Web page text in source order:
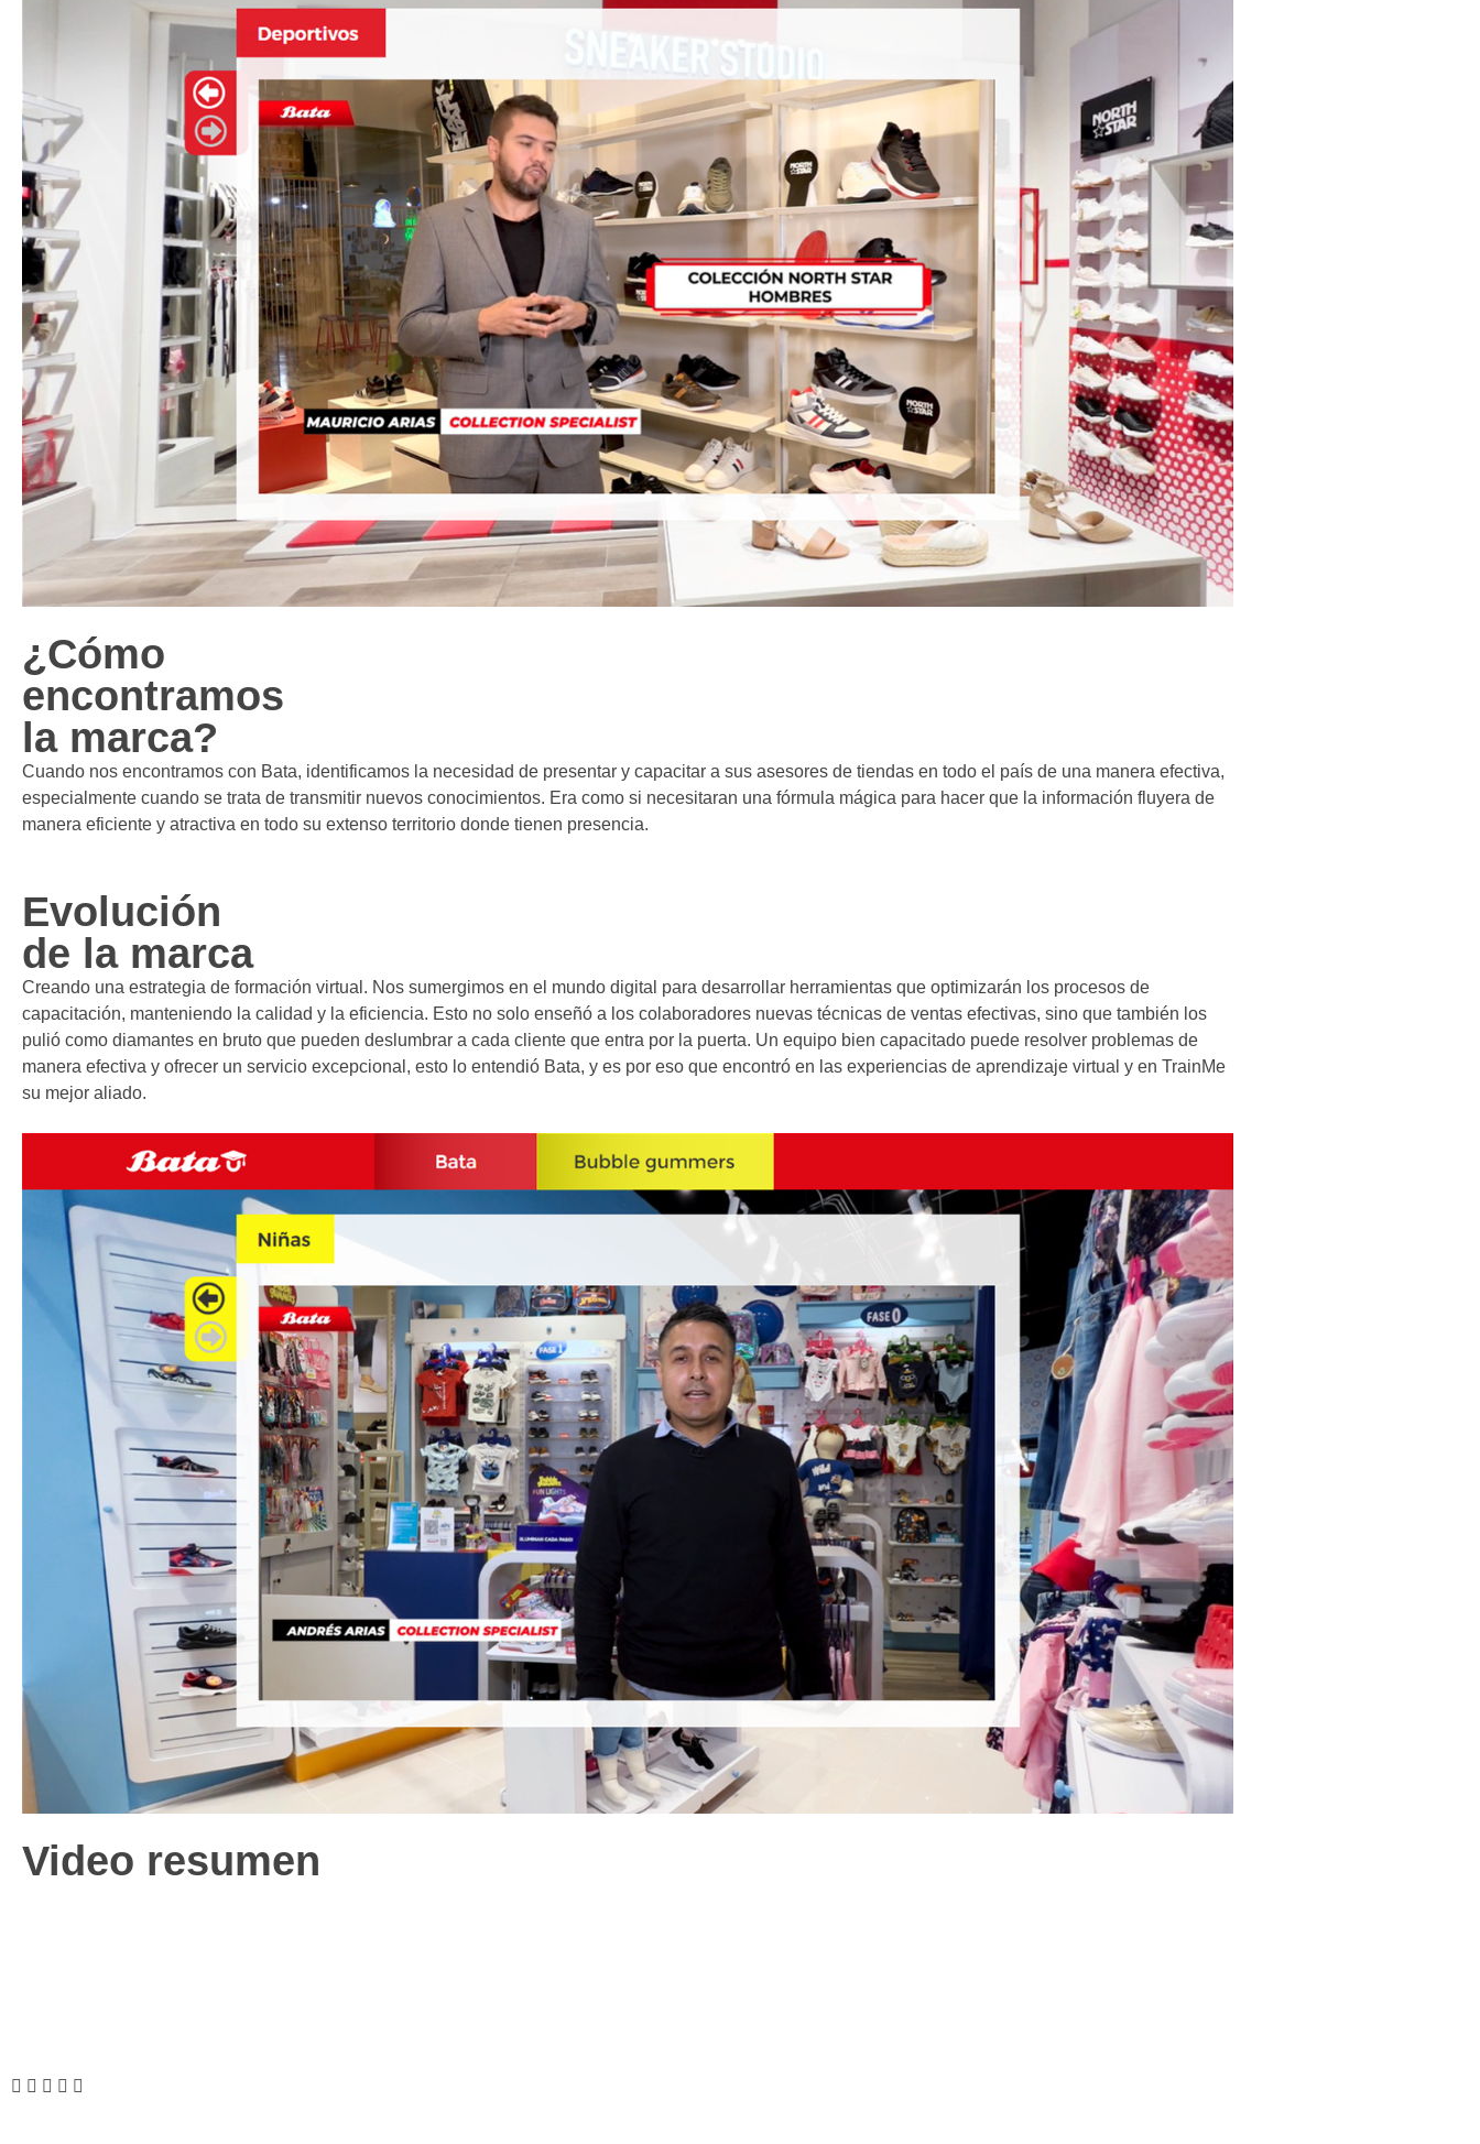
¿Cómo
encontramos
la marca?
Cuando nos encontramos con Bata, identificamos la necesidad de presentar y capacitar a sus asesores de tiendas en todo el país de una manera efectiva,
especialmente cuando se trata de transmitir nuevos conocimientos. Era como si necesitaran una fórmula mágica para hacer que la información fluyera de
manera eficiente y atractiva en todo su extenso territorio donde tienen presencia.
Evolución
de la marca
Creando una estrategia de formación virtual. Nos sumergimos en el mundo digital para desarrollar herramientas que optimizarán los procesos de
capacitación, manteniendo la calidad y la eficiencia. Esto no solo enseñó a los colaboradores nuevas técnicas de ventas efectivas, sino que también los
pulió como diamantes en bruto que pueden deslumbrar a cada cliente que entra por la puerta. Un equipo bien capacitado puede resolver problemas de
manera efectiva y ofrecer un servicio excepcional, esto lo entendió Bata, y es por eso que encontró en las experiencias de aprendizaje virtual y en TrainMe
su mejor aliado.
Video resumen